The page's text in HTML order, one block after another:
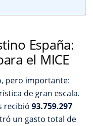
España:
el MICE
pero importante:
de gran escala.
recibió93.759.297
un gasto total de